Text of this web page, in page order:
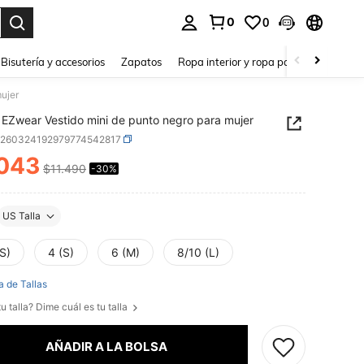
0 0
Bisutería y accesorios Zapatos Ropa interior y ropa para dormir
EZwear Vestido mini de punto negro para mujer
AND AVAILABILITY
$11.490 -30%
US Talla
4 (S) 6 (M) 8/10 (L)
de Tallas
talla? Dime cuál es tu talla
AÑADIR A LA BOLSA